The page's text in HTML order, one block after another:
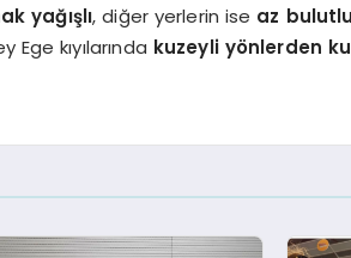
yağışlı, diğer yerlerin ise az
kıyılarında kuzeyli yönlerden